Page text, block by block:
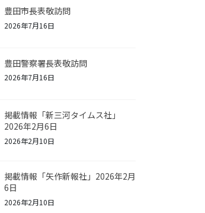
豊田市長表敬訪問
2026年7月16日
豊田警察署長表敬訪問
2026年7月16日
掲載情報「新三河タイムス社」
2026年2月6日
2026年2月10日
掲載情報「矢作新報社」2026年2月
6日
2026年2月10日